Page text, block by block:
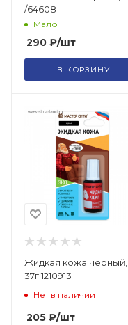
/64608
Мало
290 ₽/шт
В КОРЗИНУ
Жидкая кожа черный,
37г 1210913
Нет в наличии
205 ₽/шт